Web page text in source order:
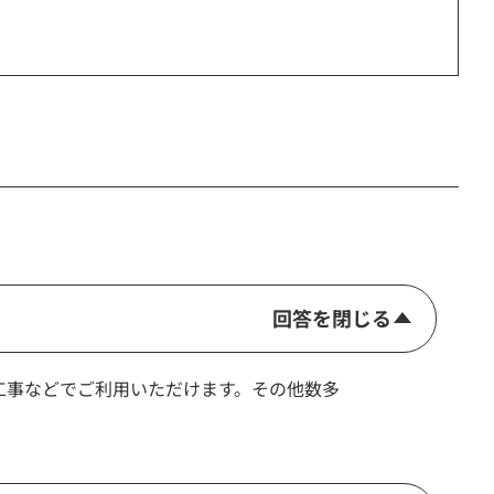
回答を閉じる
などでご利用いただけます。その他数多